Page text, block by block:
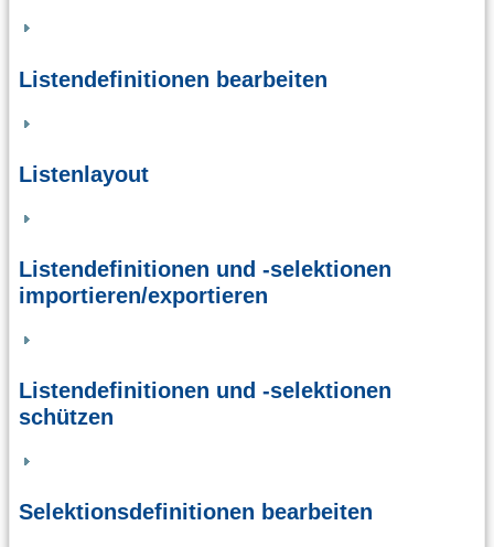
Listendefinitionen bearbeiten
Listenlayout
Listendefinitionen und -selektionen
importieren/exportieren
Listendefinitionen und -selektionen
schützen
Selektionsdefinitionen bearbeiten